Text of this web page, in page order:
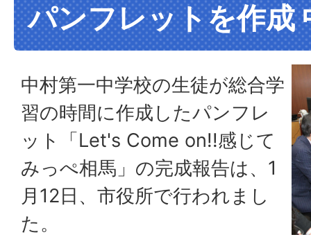
パンフレットを作成
中村第一中学校の生徒が総合学
習の時間に作成したパンフレ
ット「Let's Come on!!感じて
みっぺ相馬」の完成報告は、1
月12日、市役所で行われまし
た。